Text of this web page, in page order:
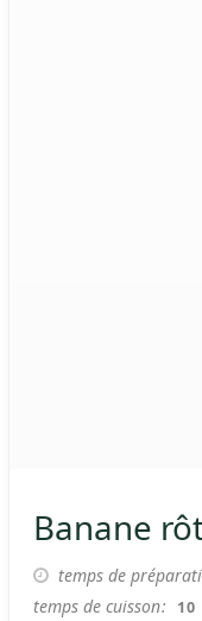
Banane
temps de
temps de cuisson 10